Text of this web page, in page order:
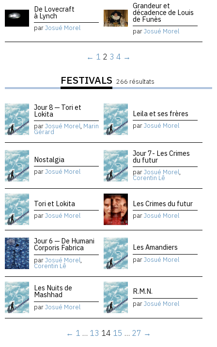
De Lovecraft
à Lynch
parJosué Morel
Grandeur et
décadence de Louis
de Funès
parJosué Morel
← 1 2 3 4 →
FESTIVALS 266 résultats
Jour 8 — Tori et
Lokita
parJosué Morel, Marin
Gérard
Leila et ses frères
parJosué Morel
Nostalgia
parJosué Morel
Jour 7- Les Crimes
du futur
parJosué Morel,
Corentin Lê
Tori et Lokita
parJosué Morel
Les Crimes du futur
parJosué Morel
Jour 6 — De Humani
Corporis Fabrica
parJosué Morel,
Corentin Lê
Les Amandiers
parJosué Morel
Les Nuits de
Mashhad
parJosué Morel
R.M.N.
parJosué Morel
← 1 … 13 14 15 … 27 →